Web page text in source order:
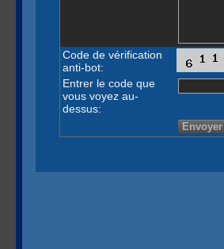
Code de vérification
anti-bot:
Entrer le code que
vous voyez au-
dessus: